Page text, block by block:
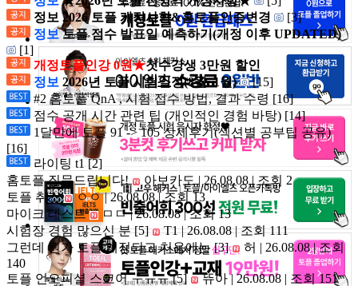
정보 2026 토플 개정사항&홈토플인증변경
[3]
정보토플 점수 발표일 예측하기(개정 이후 UPDATED)
[1]
개정토플인강 0원★첫수강생 3만원 할인
정보 2026년 토플 시험일정(8월~1월)
[15]
#2 홈토플 QnA , 시험 접수 방법, 결과 수령 [16]
점수 공개 시간 관련 팁 (개인적인 경험 바탕) [14]
1달만에 토플 91 -> 105 상세후기(섹션별 공부팁 공유)
[16]
라이팅 t1[2]
홈토플 질문드립니다!
아보카도 | 26.08.08 | 조회 2
토플 취소
ㅇㅇ | 26.08.08 | 조회 13
마이크 테스트
ㅁㅁ | 26.08.08 | 조회 13
시험장 경험 많으신 분[5]
T1 | 26.08.08 | 조회 111
그런데 뭔가 토플 개정되고 처음에는[3]
허 | 26.08.08 | 조회
140
토플 언오피셜 스코어 ㅜㅠㅠ[5]
뜌아 | 26.08.08 | 조회 151